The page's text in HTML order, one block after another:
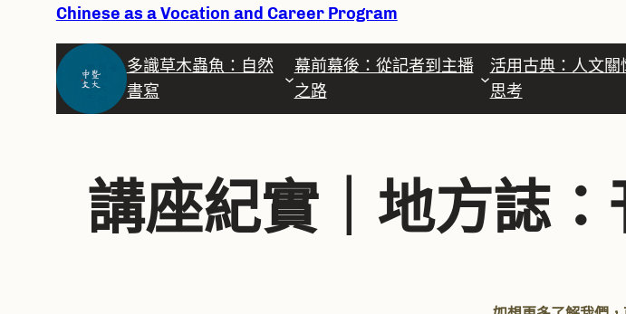
Chinese as a Vocation and Career Program
多識草木蟲魚：自然
書寫
幕前幕後：從記者到主播
之路
活用古典：人文關
思考
講座紀實｜地方誌